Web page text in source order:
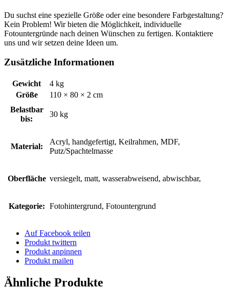
Du suchst eine spezielle Größe oder eine besondere Farbgestaltung?
Kein Problem! Wir bieten die Möglichkeit, individuelle
Fotountergründe nach deinen Wünschen zu fertigen. Kontaktiere
uns und wir setzen deine Ideen um.
Zusätzliche Informationen
Gewicht
4 kg
Größe
110 × 80 × 2 cm
Belastbar
bis:
30 kg
Material:
Acryl, handgefertigt, Keilrahmen, MDF,
Putz/Spachtelmasse
Oberfläche versiegelt, matt, wasserabweisend, abwischbar,
Kategorie: Fotohintergrund, Fotountergrund
Auf Facebook teilen
Produkt twittern
Produkt anpinnen
Produkt mailen
Ähnliche Produkte